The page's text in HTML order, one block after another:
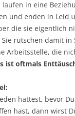
laufen in eine
und enden in Leid
die sie eigentlich
rutschen damit in
Arbeitsstelle, die
ist oftmals
hattest, bevor
hast, dann wirst